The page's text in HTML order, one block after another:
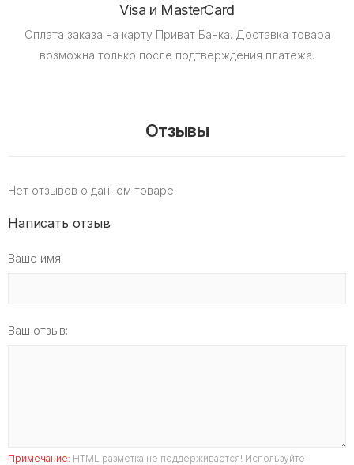
Visa и MasterCard
Оплата заказа на карту Приват Банка. Доставка товара
возможна только после подтверждения платежа.
Отзывы
Нет отзывов о данном товаре.
Написать отзыв
Ваше имя:
Ваш отзыв:
Примечание: HTML разметка не поддерживается! Используйте